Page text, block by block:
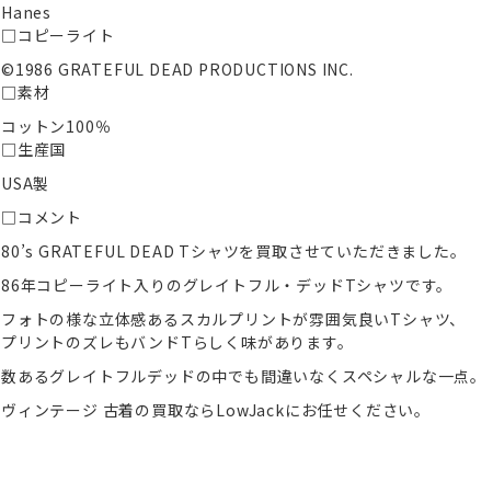
Hanes
□コピーライト
©1986 GRATEFUL DEAD PRODUCTIONS INC.
□素材
コットン100％
□生産国
USA製
□コメント
80’s GRATEFUL DEAD Tシャツを買取させていただきました。
86年コピーライト入りのグレイトフル・デッドTシャツです。
フォトの様な立体感あるスカルプリントが雰囲気良いTシャツ、
プリントのズレもバンドTらしく味があります。
数あるグレイトフルデッドの中でも間違いなくスペシャルな一点。
ヴィンテージ 古着の買取ならLowJackにお任せください。